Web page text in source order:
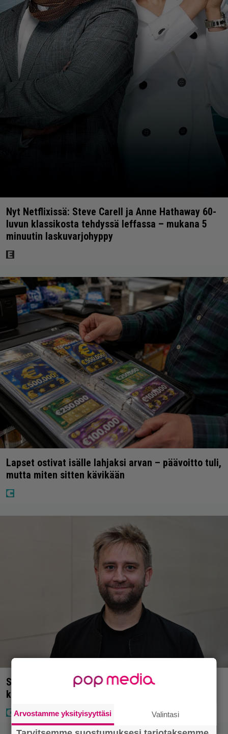
Nyt Netflixissä: Steve Carell ja Anne Hathaway 60-
luvun klassikosta tehdyssä leffassa – mukana 5
minuutin laskuvarjohyppy
Lapset ostivat isälle lahjaksi arvan – päävoitto tuli,
mutta miten sitten kävikään
Seiska: Joel Harkimo ja Kastanja Rauhala – Joel
kertoo nyt kaiken
Arvostamme yksityisyyttäsi Valintasi